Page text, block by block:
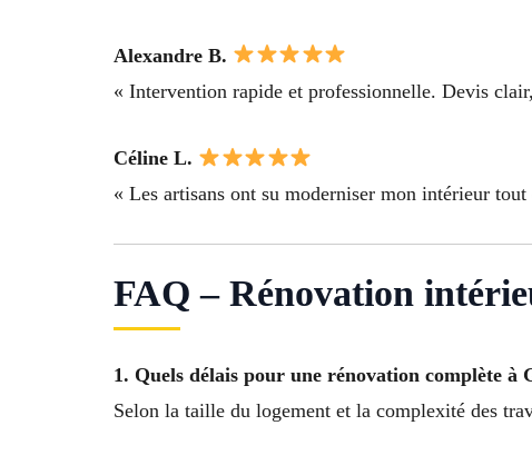
Alexandre B.
« Intervention rapide et professionnelle. Devis
Céline L.
« Les artisans ont su moderniser mon intérieur
FAQ – Rénovation
1. Quels délais pour une rénovation complète à
Selon la taille du logement et la complexité des